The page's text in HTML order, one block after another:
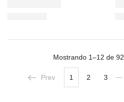
Mostrando 1–12 de 92
Prev 1 2 3 …